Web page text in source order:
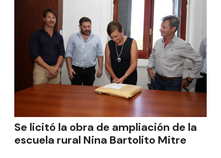
Se licitó la obra de ampliación de la
escuela rural Nina Bartolito Mitre